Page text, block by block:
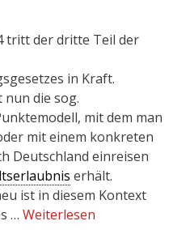
tritt der dritte Teil der
in Kraft.
nun die sog.
mit dem man
mit einem konkreten
Deutschland einreisen
erhält.
ist in diesem Kontext
… Weiterlesen